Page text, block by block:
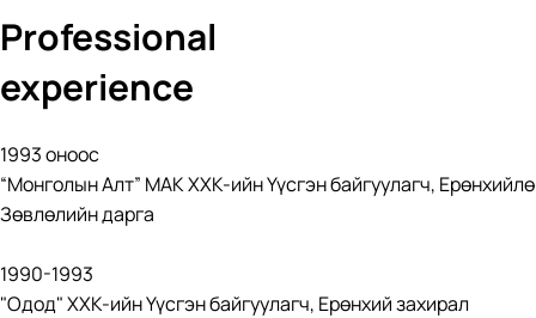
Professional
experience
1993 оноос
“Монголын Алт” МАК ХХК-ийн Үүсгэн байгуулагч,
Зөвлөлийн дарга
1990-1993
"Одод" ХХК-ийн Үүсгэн байгуулагч, Ерөнхий захирал